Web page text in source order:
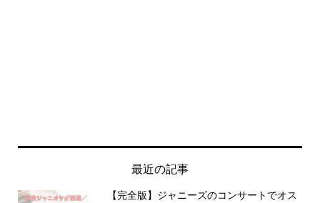
最近の記事
【完全版】ジャニーズのコンサートでオス